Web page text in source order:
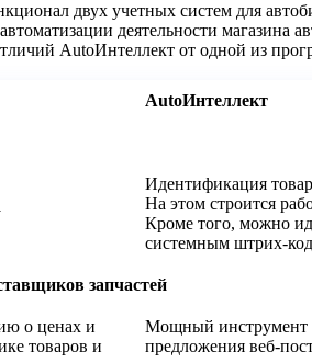
двух учетных систем для
деятельности магазина
AutoИнтеллект от одной из
AutoИнтеллект
Идентификация
На этом строится
Кроме того, можно
системным штрих-
запчастей
о ценах и
товаров и
Мощный инструмент
предложения веб-